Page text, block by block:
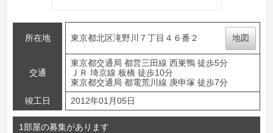
所在地 東京都北区滝野川７丁目４６番２ 地図
交通
東京都交通局 都営三田線 西巣鴨 徒歩5分
ＪＲ 埼京線 板橋 徒歩10分
東京都交通局 都電荒川線 庚申塚 徒歩7分
竣工日
2012年01月05日
1部屋の募集があります